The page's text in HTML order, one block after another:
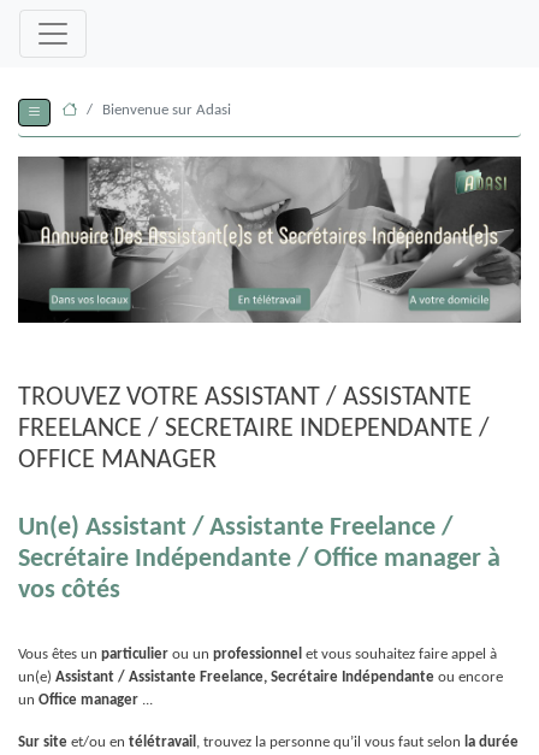
Bienvenue sur Adasi
TROUVEZ VOTRE ASSISTANT / ASSISTANTE
FREELANCE / SECRETAIRE INDEPENDANTE /
OFFICE MANAGER
Un(e) Assistant / Assistante Freelance /
Secrétaire Indépendante / Office manager à
vos côtés
Vous êtes un particulier ou un professionnel et vous souhaitez faire appel à
un(e) Assistant / Assistante Freelance, Secrétaire Indépendante ou encore
un Office manager
Sur site et/ou en télétravail , trouvez la personne qu’il vous faut selon la durée